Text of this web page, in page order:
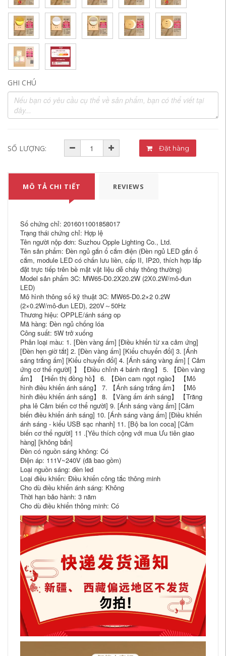
GHI CHÚ
SỐ LƯỢNG: Đặt hàng
MÔ TẢ CHI TIẾT REVIEWS
Số chứng chỉ: 2016011001858017
Trạng thái chứng chỉ: Hợp lệ
Tên người nộp đơn: Suzhou Opple Lighting Co., Ltd.
Tên sản phẩm: Đèn ngủ gắn ổ cắm điện (Đèn ngủ LED gắn ổ
cắm, module LED có chấn lưu liền, cấp II, IP20, thích hợp lắp
đặt trực tiếp trên bề mặt vật liệu dễ cháy thông thường)
Model sản phẩm 3C: MW65-D0.2X20.2W (2X0.2W/mô-đun
LED)
Mô hình thông số kỹ thuật 3C: MW65-D0.2×2 0.2W
(2×0.2W/mô-đun LED), 220V～50Hz
Thương hiệu: OPPLE/ánh sáng op
Mã hàng: Đèn ngủ chống lóa
Công suất: 5W trở xuống
Phân loại màu: 1. [Đèn vàng ấm] [Điều khiển từ xa cảm ứng]
[Đèn hẹn giờ tắt] 2. [Đèn vàng ấm] [Kiểu chuyển đổi] 3. [Ánh
sáng trắng ấm] [Kiểu chuyển đổi] 4. [Ánh sáng vàng ấm] [ Cảm
ứng cơ thể người] 】【Điều chỉnh 4 bánh răng】 5. 【Đèn vàng
ấm】 【Hiển thị đồng hồ】 6. 【Đèn cam ngọt ngào】 【Mô
hình điều khiển ánh sáng】 7. 【Ánh sáng trắng ấm】 【Mô
hình điều khiển ánh sáng】 8. 【Vàng ấm ánh sáng】 【Trăng
pha lê Cảm biến cơ thể người] 9. [Ánh sáng vàng ấm] [Cảm
biến điều khiển ánh sáng] 10. [Ánh sáng vàng ấm] [Điều khiển
ánh sáng - kiểu USB sạc nhanh] 11. [Bộ ba lon coca] [Cảm
biến cơ thể người] 11 .[Yêu thích cộng với mua Ưu tiên giao
hàng] [không bắn]
Đèn có nguồn sáng không: Có
Điện áp: 111V~240V (đã bao gồm)
Loại nguồn sáng: đèn led
Loại điều khiển: Điều khiển công tắc thông minh
Cho dù điều khiển ánh sáng: Không
Thời hạn bảo hành: 3 năm
Cho dù điều khiển thông minh: Có